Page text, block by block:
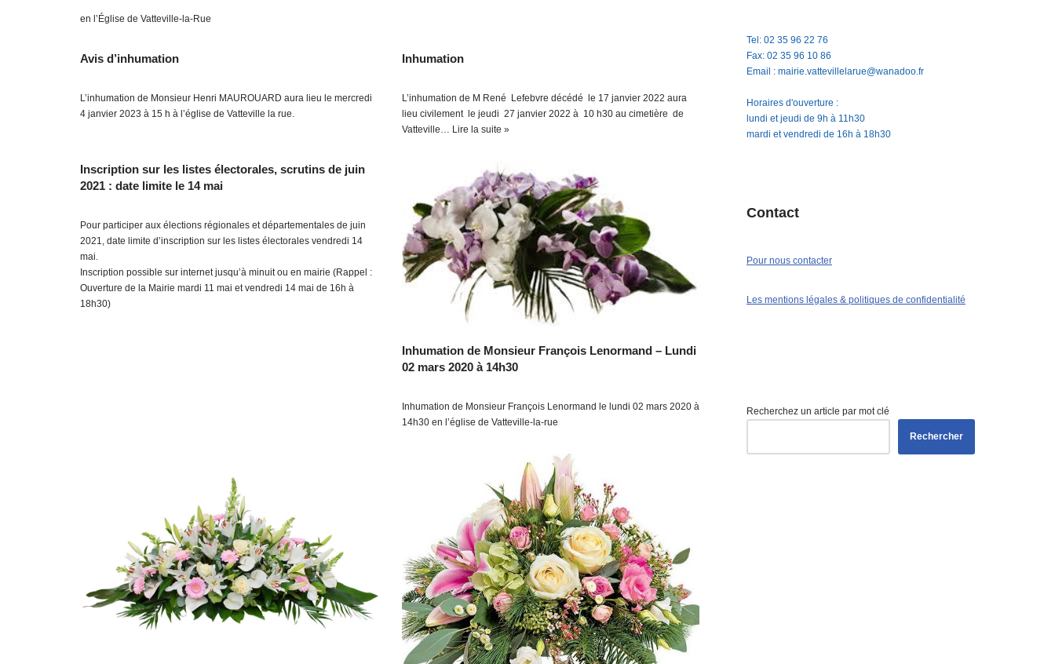
en l’Église de Vatteville-la-Rue
Avis d’inhumation
L’inhumation de Monsieur Henri MAUROUARD aura lieu le mercredi
4 janvier 2023 à 15 h à l’église de Vatteville la rue.
Inhumation
L’inhumation de M René Lefebvre décédé le 17 janvier 2022 aura
lieu civilement le jeudi 27 janvier 2022 à 10 h30 au cimetière de
Vatteville… Lire la suite »
Inscription sur les listes électorales, scrutins de juin
2021 : date limite le 14 mai
Pour participer aux élections régionales et départementales de juin
2021, date limite d’inscription sur les listes électorales vendredi 14
mai.
Inscription possible sur internet jusqu’à minuit ou en mairie (Rappel :
Ouverture de la Mairie mardi 11 mai et vendredi 14 mai de 16h à
18h30)
Inhumation de Monsieur François Lenormand – Lundi
02 mars 2020 à 14h30
Inhumation de Monsieur François Lenormand le lundi 02 mars 2020 à
14h30 en l’église de Vatteville-la-rue
Tel: 02 35 96 22 76
Fax: 02 35 96 10 86
Email : mairie.vattevillelarue@wanadoo.fr
Horaires d'ouverture :
lundi et jeudi de 9h à 11h30
mardi et vendredi de 16h à 18h30
Contact
Pour nous contacter
Les mentions légales & politiques de confidentialité
Recherchez un article par mot clé
Rechercher